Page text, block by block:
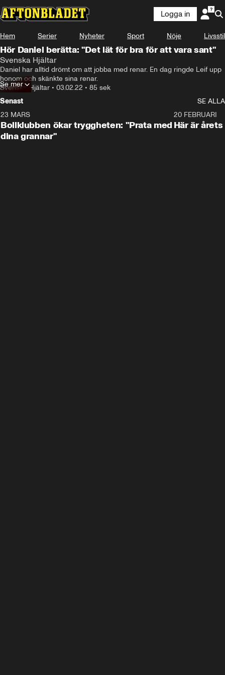
Logga in
Hem Serier Nyheter Sport Nöje Livsstil
Hör Daniel berätta: "Det lät för bra för att vara sant"
Svenska Hjältar
Daniel har alltid drömt om att jobba med renar. En dag ringde Leif upp
honom och skänkte sina renar.
Svenska Hjältar • 03.02.22 • 85 sek
Se mer
Senast
SE ALLA
23 MARS
Bollklubben ökar tryggheten: "Prata med
dina grannar"
20 FEBRUARI
Här är